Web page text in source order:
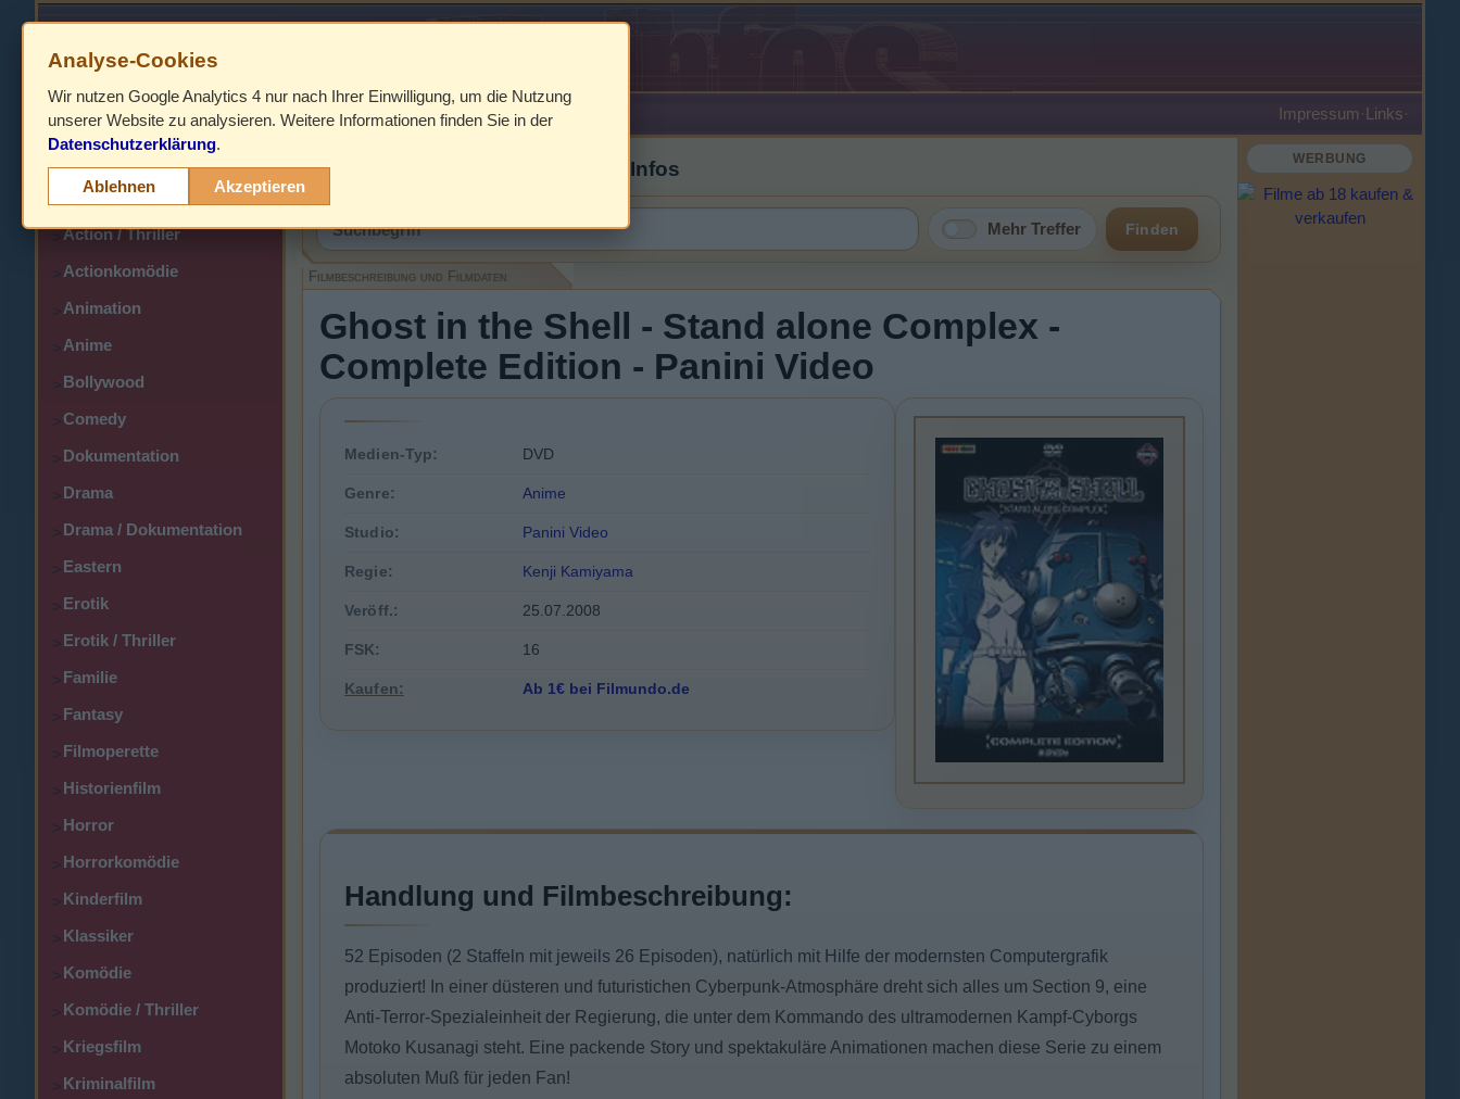
HOME Impressum ·Links·
>
> Action
>Action / Thriller
>Actionkomödie
>Animation
>Anime
>Bollywood
>Comedy
>Dokumentation
>Drama
>Drama / Dokumentation
>Eastern
>Erotik
>Erotik / Thriller
>Familie
>Fantasy
>Filmoperette
>Historienfilm
>Horror
>Horrorkomödie
>Kinderfilm
>Klassiker
>Komödie
>Komödie / Thriller
>Kriegsfilm
>Kriminalfilm
Filmbeschreibung, Cover & DVD Infos
Mehr Treffer Finden
Filmbeschreibung und Filmdaten
Ghost in the Shell - Stand alone Complex -
Complete Edition - Panini Video
Medien-Typ: DVD
Genre: Anime
Studio: Panini Video
Regie: Kenji Kamiyama
Veröff.: 25.07.2008
FSK: 16
Kaufen: Ab 1€ bei Filmundo.de
Handlung und Filmbeschreibung:
52 Episoden (2 Staffeln mit jeweils 26 Episoden), natürlich mit Hilfe der modernsten Computergrafik
produziert! In einer düsteren und futuristichen Cyberpunk-Atmosphäre dreht sich alles um Section 9, eine
Anti-Terror-Spezialeinheit der Regierung, die unter dem Kommando des ultramodernen Kampf-Cyborgs
Motoko Kusanagi steht. Eine packende Story und spektakuläre Animationen machen diese Serie zu einem
absoluten Muß für jeden Fan!
WERBUNG
Analyse-Cookies
Wir nutzen Google Analytics 4 nur nach Ihrer Einwilligung, um die Nutzung
unserer Website zu analysieren. Weitere Informationen finden Sie in der
Datenschutzerklärung.
Ablehnen Akzeptieren